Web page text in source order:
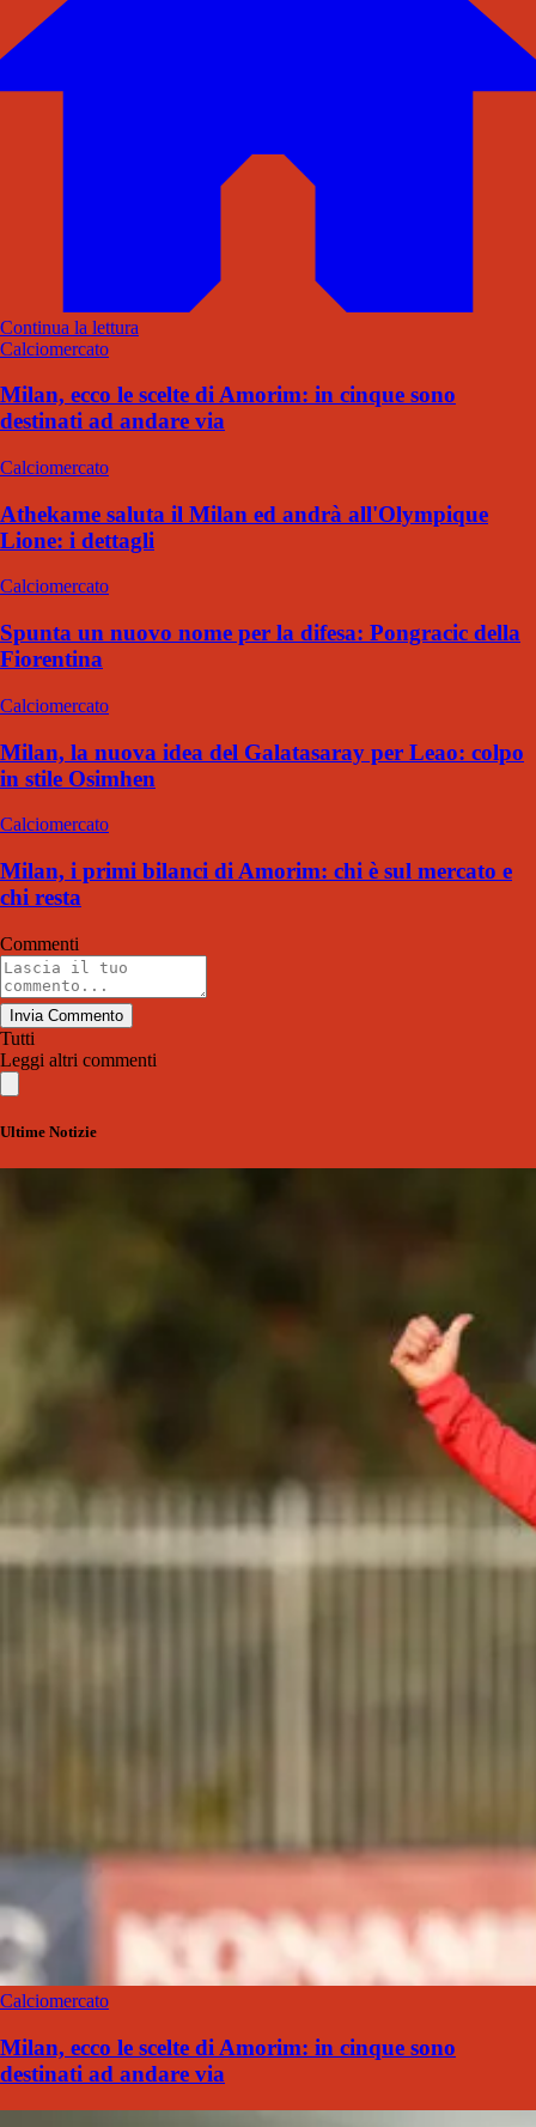
Continua la lettura
Calciomercato
Milan, ecco le scelte di Amorim: in cinque sono
destinati ad andare via
Calciomercato
Athekame saluta il Milan ed andrà all'Olympique
Lione: i dettagli
Calciomercato
Spunta un nuovo nome per la difesa: Pongracic della
Fiorentina
Calciomercato
Milan, la nuova idea del Galatasaray per Leao: colpo
in stile Osimhen
Calciomercato
Milan, i primi bilanci di Amorim: chi è sul mercato e
chi resta
Commenti
Invia Commento
Tutti
Leggi altri commenti
Ultime Notizie
Calciomercato
Milan, ecco le scelte di Amorim: in cinque sono
destinati ad andare via